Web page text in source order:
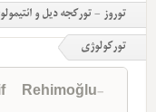
توروز - تورکجه دیل و
تورکولوژی
Rehimoğlu-